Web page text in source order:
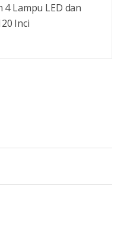
4 Lampu LED dan
Inci